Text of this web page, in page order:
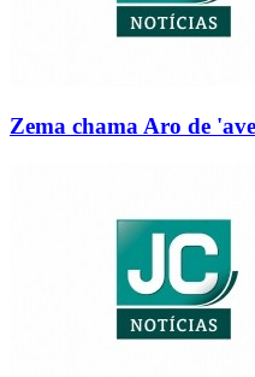
Zema chama Aro de